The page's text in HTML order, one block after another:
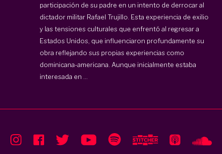
participación de su padre en un intento de derrocar al
dictador militar Rafael Trujillo. Esta experiencia de exilio
y las tensiones culturales que enfrentó al regresar a
Estados Unidos, que influenciaron profundamente su
obra reflejando sus propias experiencias como
dominicana-americana. Aunque inicialmente estaba
interesada en ...